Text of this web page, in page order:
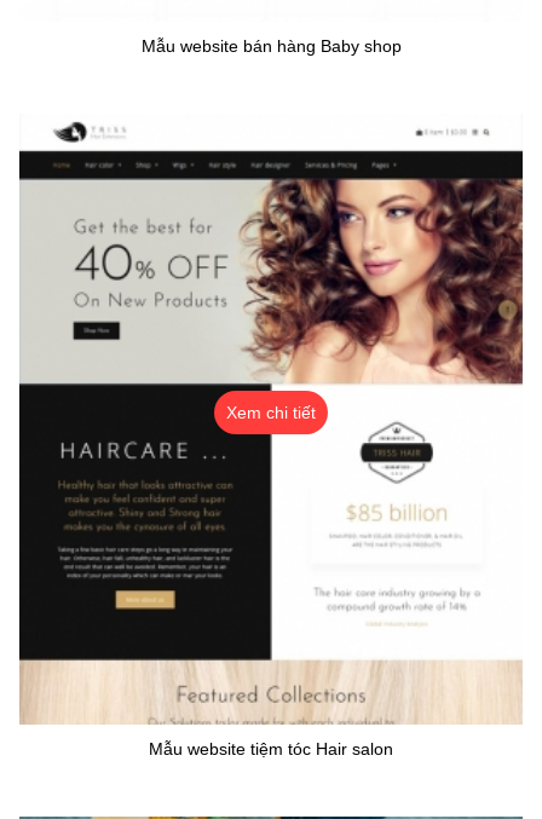
Mẫu website bán hàng Baby shop
Xem chi tiết
Mẫu website tiệm tóc Hair salon